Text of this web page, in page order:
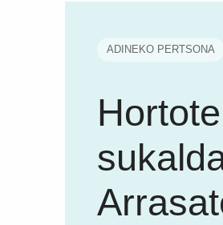
ADINEKO PERTSONA